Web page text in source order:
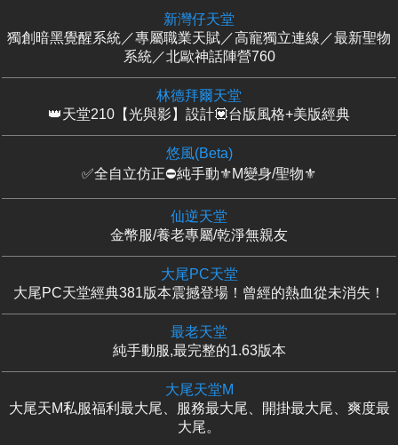
新灣仔天堂
獨創暗黑覺醒系統／專屬職業天賦／高寵獨立連線／最新聖物
系統／北歐神話陣營760
林德拜爾天堂
👑天堂210【光與影】設計💟台版風格+美版經典
悠風(Beta)
✅全自立仿正⛔純手動⚜️M變身/聖物⚜️
仙逆天堂
金幣服/養老專屬/乾淨無親友
大尾PC天堂
大尾PC天堂經典381版本震撼登場！曾經的熱血從未消失！
最老天堂
純手動服,最完整的1.63版本
大尾天堂M
大尾天M私服福利最大尾、服務最大尾、開掛最大尾、爽度最
大尾。